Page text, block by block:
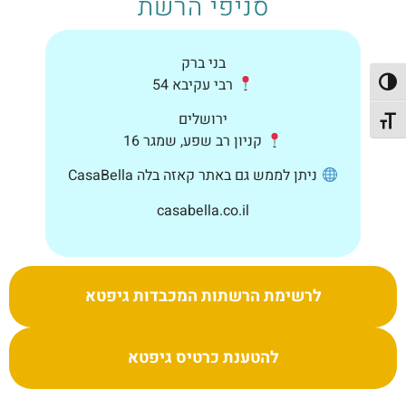
הפעל/כבה ניגודיות גבוהה
מתג גודל גופן
בני ברק
רבי עקיבא 54
ירושלים
קניון רב שפע, שמגר 16
ניתן לממש גם באתר קאזה בלה CasaBella
casabella.co.il
לרשימת הרשתות המכבדות גיפטא
להטענת כרטיס גיפטא